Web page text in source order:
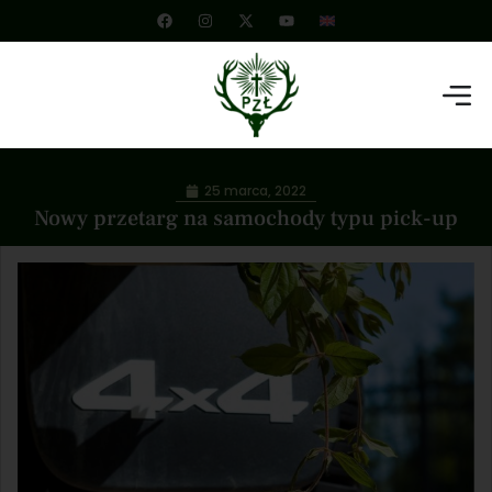
Nowy przetarg na samochody typu pick-up
25 marca, 2022